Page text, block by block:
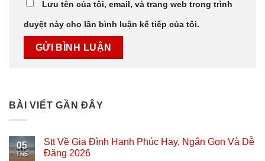
Lưu tên của tôi, email, và trang web trong trình
duyệt này cho lần bình luận kế tiếp của tôi.
BÀI VIẾT GẦN ĐÂY
05
Th5
Stt Về Gia Đình Hạnh Phúc Hay, Ngắn Gọn Và Dễ
Đăng 2026